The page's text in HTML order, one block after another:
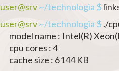
user@srv~/technologia $
user@srv~/technologia $ ./
model name : Intel(R)
cpu cores : 4
cache size : 6144 KB